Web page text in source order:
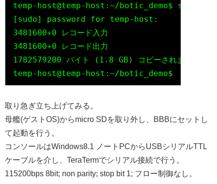
temp-host@temp-host:~/botic_demo$ sudo
[sudo] password for temp-host:
3481600+0 レコード入力
3481600+0 レコード出力
1782579200 バイト (1.8 GB) コピーされました
取り急ぎ立ち上げてみる。
母艦(ゲストOS)からmicro SDを取り外し、BBBにセットし
て起動を行う。
コンソールはWindows8.1 ノートPCからUSBシリアルTTL
ケーブルを介し、TeraTermでシリアル接続で行う。
115200bps 8bit; non parity; stop bit 1; フロー制御なし。